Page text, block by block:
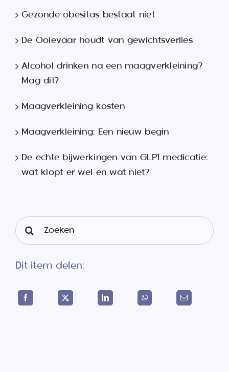
Gezonde obesitas bestaat niet
De Ooievaar houdt van gewichtsverlies
Alcohol drinken na een maagverkleining?
Mag dit?
Maagverkleining kosten
Maagverkleining: Een nieuw begin
De echte bijwerkingen van GLP1 medicatie:
wat klopt er wel en wat niet?
Search
for:
Dit item delen: